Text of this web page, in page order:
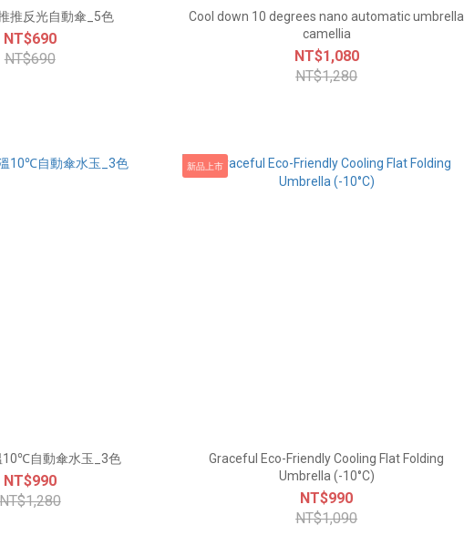
推反光自動傘_5色
NT$690
NT$690
Cool down 10 degrees nano automatic umbrella
camellia
NT$1,080
NT$1,280
10℃自動傘水玉_3色
NT$990
新品上市
Graceful Eco-Friendly Cooling Flat Folding
Umbrella (-10°C)
NT$990
NT$1,090